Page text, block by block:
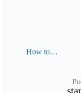
How to…